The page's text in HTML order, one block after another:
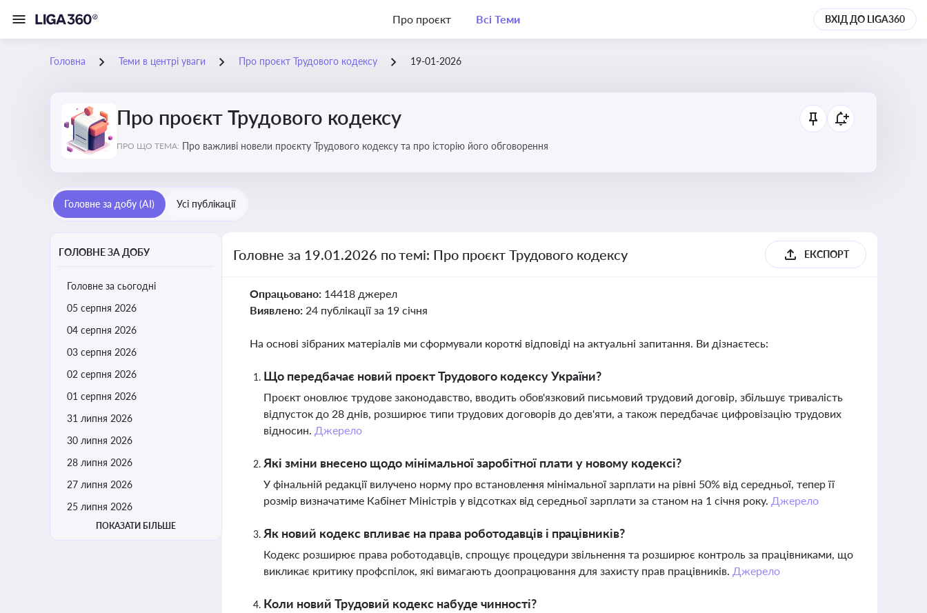
Про проєкт Всі Теми ВХІД ДО LIGA360
Головна Теми в центрі уваги Про проєкт Трудового кодексу 19-01-2026
Про проєкт Трудового кодексу
ПРО ЩО ТЕМА: Про важливі новели проєкту Трудового кодексу та про історію його обговорення
Головне за добу (AI) Усі публікації
ГОЛОВНЕ ЗА ДОБУ
Головне за сьогодні
05 серпня 2026
04 серпня 2026
03 серпня 2026
02 серпня 2026
01 серпня 2026
31 липня 2026
30 липня 2026
28 липня 2026
27 липня 2026
25 липня 2026
ПОКАЗАТИ БІЛЬШЕ
Головне за 19.01.2026 по темі: Про проєкт Трудового кодексу ЕКСПОРТ
Опрацьовано: 14418 джерел
Виявлено: 24 публікації за 19 січня
На основі зібраних матеріалів ми сформували короткі відповіді на актуальні запитання. Ви дізнаєтесь:
Що передбачає новий проєкт Трудового кодексу України?
Проєкт оновлює трудове законодавство, вводить обов'язковий письмовий трудовий договір, збільшує тривалість
відпусток до 28 днів, розширює типи трудових договорів до дев'яти, а також передбачає цифровізацію трудових
відносин. Джерело
Які зміни внесено щодо мінімальної заробітної плати у новому кодексі?
У фінальній редакції вилучено норму про встановлення мінімальної зарплати на рівні 50% від середньої, тепер її
розмір визначатиме Кабінет Міністрів у відсотках від середньої зарплати за станом на 1 січня року. Джерело
Як новий кодекс впливає на права роботодавців і працівників?
Кодекс розширює права роботодавців, спрощує процедури звільнення та розширює контроль за працівниками, що
викликає критику профспілок, які вимагають доопрацювання для захисту прав працівників. Джерело
Коли новий Трудовий кодекс набуде чинності?